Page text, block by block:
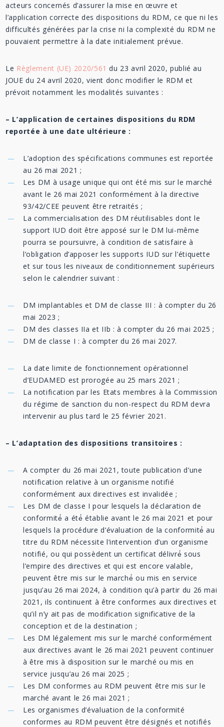
acteurs concernés d’assurer la mise en œuvre et
l’application correcte des dispositions du RDM, ce que ni les
difficultés générées par la crise ni la complexité du RDM ne
pouvaient permettre à la date initialement prévue.
Le Règlement (UE) 2020/561 du 23 avril 2020, publié au
JOUE du 24 avril 2020, vient donc modifier le RDM et
prévoit notamment les modalités suivantes :
– L’application de certaines dispositions du RDM
reportée à une date ultérieure :
L’adoption des spécifications communes est reportée
au 26 mai 2021 ;
Les DM à usage unique qui ont été mis sur le marché
avant le 26 mai 2021 conformément à la directive
93/42/CEE peuvent être retraités ;
La commercialisation des DM réutilisables dont le
support IUD doit être apposé sur le DM lui-même
pourra se poursuivre, à condition de satisfaire à
l’obligation d’apposer les supports IUD sur l’étiquette
et sur tous les niveaux de conditionnement supérieurs
selon le calendrier suivant :
DM implantables et DM de classe III : à compter du 26
mai 2023 ;
DM des classes IIa et IIb : à compter du 26 mai 2025 ;
DM de classe I : à compter du 26 mai 2027.
La date limite de fonctionnement opérationnel
d’EUDAMED est prorogée au 25 mars 2021 ;
La notification par les Etats membres à la Commission
du régime de sanction du non-respect du RDM devra
intervenir au plus tard le 25 février 2021.
– L’adaptation des dispositions transitoires :
A compter du 26 mai 2021, toute publication d’une
notification relative à un organisme notifié
conformément aux directives est invalidée ;
Les DM de classe I pour lesquels la déclaration de
conformité́ a été́ établie avant le 26 mai 2021 et pour
lesquels la procédure d’évaluation de la conformité́ au
titre du RDM nécessite l’intervention d’un organisme
notifié, ou qui possèdent un certificat délivré́ sous
l’empire des directives et qui est encore valable,
peuvent être mis sur le marché́ ou mis en service
jusqu’au 26 mai 2024, à condition qu’à partir du 26 mai
2021, ils continuent à être conformes aux directives et
qu’il n’y ait pas de modification significative de la
conception et de la destination ;
Les DM légalement mis sur le marché conformément
aux directives avant le 26 mai 2021 peuvent continuer
à être mis à disposition sur le marché ou mis en
service jusqu’au 26 mai 2025 ;
Les DM conformes au RDM peuvent être mis sur le
marché avant le 26 mai 2021 ;
Les organismes d’évaluation de la conformité
conformes au RDM peuvent être désignés et notifiés